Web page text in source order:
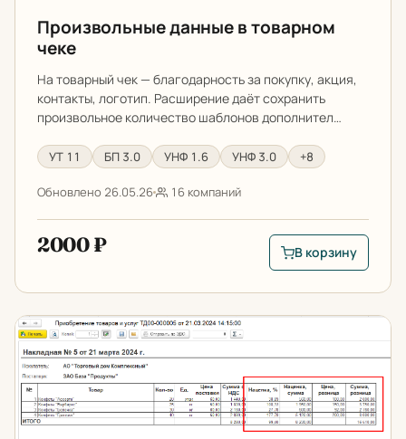
Произвольные данные в товарном
чеке
На товарный чек — благодарность за покупку, акция,
контакты, логотип. Расширение даёт сохранить
произвольное количество шаблонов дополнител…
УТ 11 БП 3.0 УНФ 1.6 УНФ 3.0 +8
Обновлено 26.05.26 16 компаний
2000 ₽
В корзину:
В корзину
Приходная накладная с суммой наценки